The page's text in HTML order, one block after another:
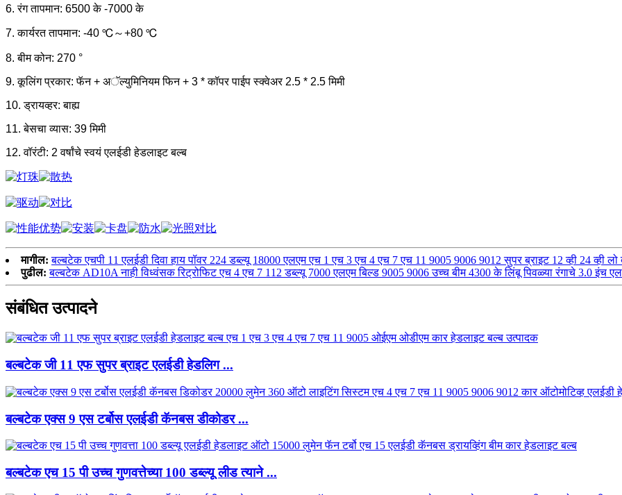
6. रंग तापमान: 6500 के -7000 के
7. कार्यरत तापमान: -40 ℃～+80 ℃
8. बीम कोन: 270 °
9. कूलिंग प्रकार: फॅन + अॅल्युमिनियम फिन + 3 * कॉपर पाईप स्क्वेअर 2.5 * 2.5 मिमी
10. ड्रायव्हर: बाह्य
11. बेसचा व्यास: 39 मिमी
12. वॉरंटी: 2 वर्षांचे स्वयं एलईडी हेडलाइट बल्ब
मागील: बल्बटेक एचपी 11 एलईडी दिवा हाय पॉवर 224 डब्ल्यू 18000 एलएम एच 1 एच 3 एच 4 एच 7 एच 11 9005 9006 9012 सुपर ब्राइट 12 व्ही 24 व्ही
पुढील: बल्बटेक AD10A नाही विध्वंसक रिट्रोफिट एच 4 एच 7 112 डब्ल्यू 7000 एलएम बिल्ड 9005 9006 उच्च बीम 4300 के लिंबू पिवळ्या रंगाचे 3.0 इंच
संबंधित उत्पादने
बल्बटेक जी 11 एफ सुपर ब्राइट एलईडी हेडलिग ...
बल्बटेक एक्स 9 एस टर्बोस एलईडी कॅनबस डीकोडर ...
बल्बटेक एच 15 पी उच्च गुणवत्तेच्या 100 डब्ल्यू लीड त्याने ...